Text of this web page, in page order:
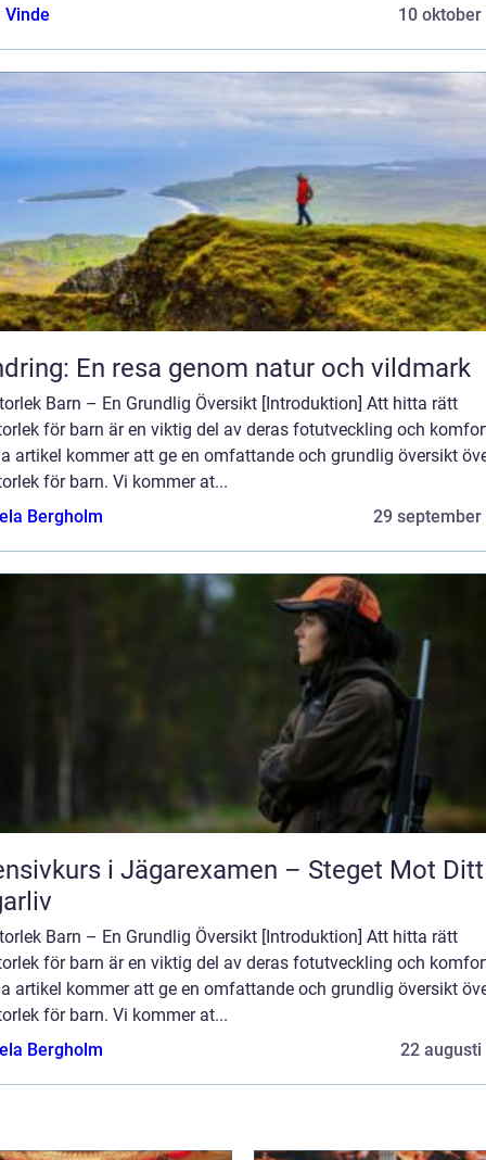
Vinde
10 oktober
En resa genom natur och vildmark
Barn – En Grundlig Översikt [Introduktion] Att hitta rätt
för barn är en viktig del av deras fotutveckling och
artikel kommer att ge en omfattande och grundlig översikt
för barn. Vi kommer at...
Bergholm
29 september
i Jägarexamen – Steget Mot Ditt
Barn – En Grundlig Översikt [Introduktion] Att hitta rätt
för barn är en viktig del av deras fotutveckling och
artikel kommer att ge en omfattande och grundlig översikt
för barn. Vi kommer at...
Bergholm
22 augusti